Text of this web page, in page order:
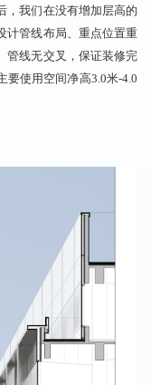
，我们在没有增加层高的
计管线布局、重点位置重
管线无交叉，保证装修完
要使用空间净高3.0米-4.0